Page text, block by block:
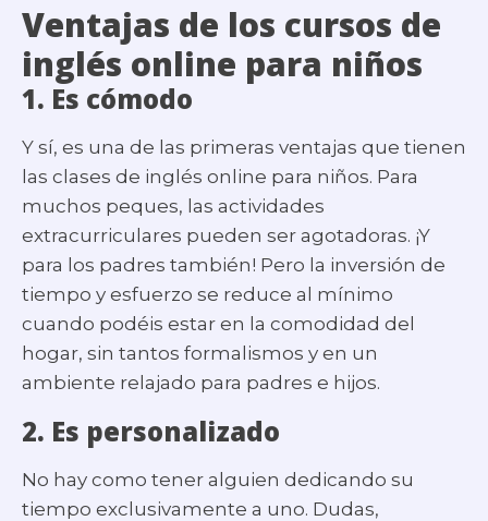
Ventajas de los cursos de
inglés online para niños
1. Es cómodo
Y sí, es una de las primeras ventajas que tienen
las clases de inglés online para niños. Para
muchos peques, las actividades
extracurriculares pueden ser agotadoras. ¡Y
para los padres también! Pero la inversión de
tiempo y esfuerzo se reduce al mínimo
cuando podéis estar en la comodidad del
hogar, sin tantos formalismos y en un
ambiente relajado para padres e hijos.
2. Es personalizado
No hay como tener alguien dedicando su
tiempo exclusivamente a uno. Dudas,